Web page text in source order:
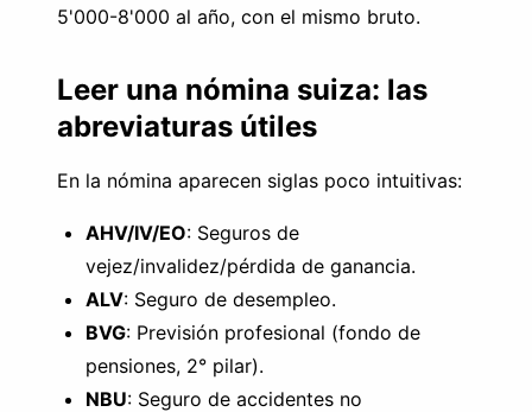
5'000-8'000 al año, con el mismo bruto.
Leer una nómina suiza: las
abreviaturas útiles
En la nómina aparecen siglas poco intuitivas:
AHV/IV/EO: Seguros de
vejez/invalidez/pérdida de ganancia.
ALV: Seguro de desempleo.
BVG: Previsión profesional (fondo de
pensiones, 2° pilar).
NBU: Seguro de accidentes no